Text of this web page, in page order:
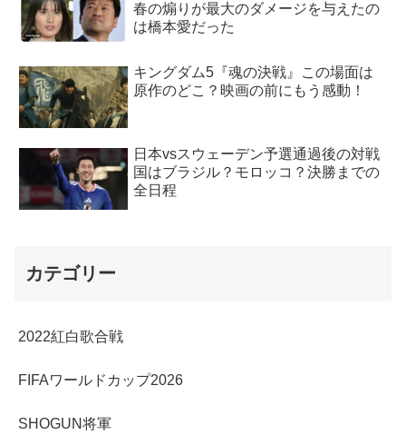
春の煽りが最大のダメージを与えたの
は橋本愛だった
キングダム5『魂の決戦』この場面は
原作のどこ？映画の前にもう感動！
日本vsスウェーデン予選通過後の対戦
国はブラジル？モロッコ？決勝までの
全日程
カテゴリー
2022紅白歌合戦
FIFAワールドカップ2026
SHOGUN将軍